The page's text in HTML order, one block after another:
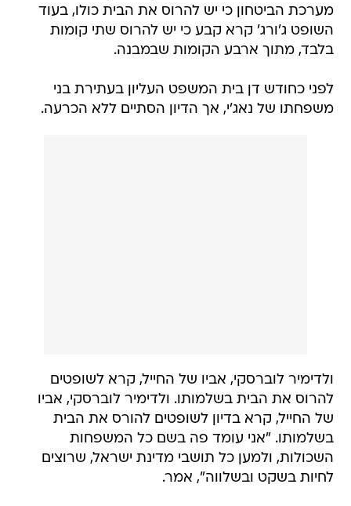
מערכת הביטחון כי יש להרוס את הבית כולו, בעוד
השופט ג'ורג' קרא קבע כי יש להרוס שתי קומות
בלבד, מתוך ארבע הקומות שבמבנה.
לפני כחודש דן בית המשפט העליון בעתירת בני
משפחתו של נאג'י, אך הדיון הסתיים ללא הכרעה.
ולדימיר לוברסקי, אביו של החייל, קרא לשופטים
להרוס את הבית בשלמותו. ולדימיר לוברסקי, אביו
של החייל, קרא בדיון לשופטים להורס את הבית
בשלמותו. "אני עומד פה בשם כל המשפחות
השכולות, ולמען כל תושבי מדינת ישראל, שרוצים
לחיות בשקט ובשלווה", אמר.